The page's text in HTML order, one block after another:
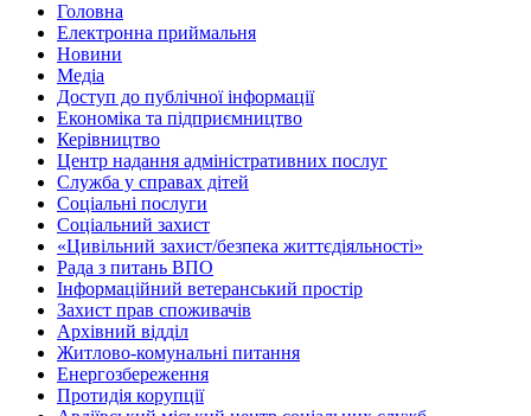
Головна
Електронна приймальня
Новини
Медіа
Доступ до публічної інформації
Економіка та підприємництво
Керівництво
Центр надання адміністративних послуг
Служба у справах дітей
Соціальні послуги
Соціальний захист
«Цивільний захист/безпека життєдіяльності»
Рада з питань ВПО
Інформаційний ветеранський простір
Захист прав споживачів
Архівний відділ
Житлово-комунальні питання
Енергозбереження
Протидія корупції